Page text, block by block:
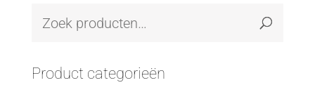
Product categorieën